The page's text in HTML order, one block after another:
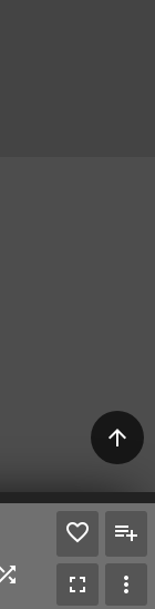
arrow_upward
fullscreen more_vert